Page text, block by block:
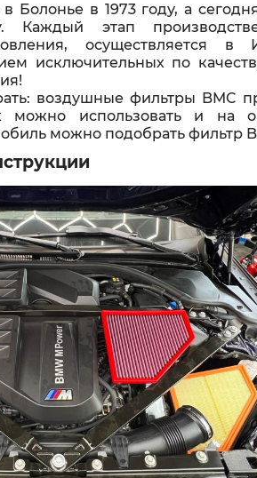
Болонье в 1973 году, а
этап
осуществляется в
исключительных по
воздушные фильтры BMC
можно использовать и на
можно подобрать фильтр